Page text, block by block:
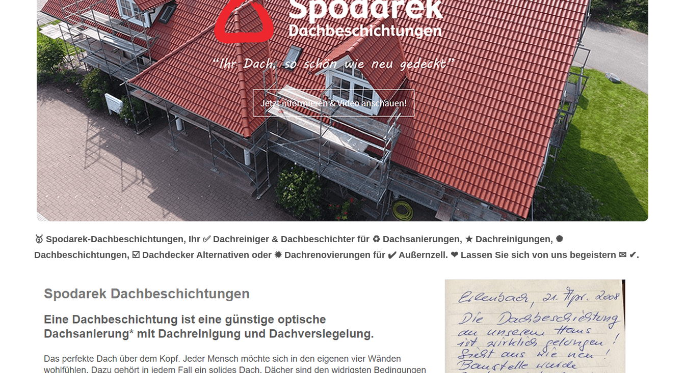
🥇 Spodarek-Dachbeschichtungen, Ihr ✅ Dachreiniger & Dachbeschichter für ♻ Dachsanierungen, ★ Dachreinigungen, ✺
Dachbeschichtungen, ☑️ Dachdecker Alternativen oder ✹ Dachrenovierungen für ✔️ Außernzell. ❤ Lassen Sie sich von uns begeistern ✉ ✔.